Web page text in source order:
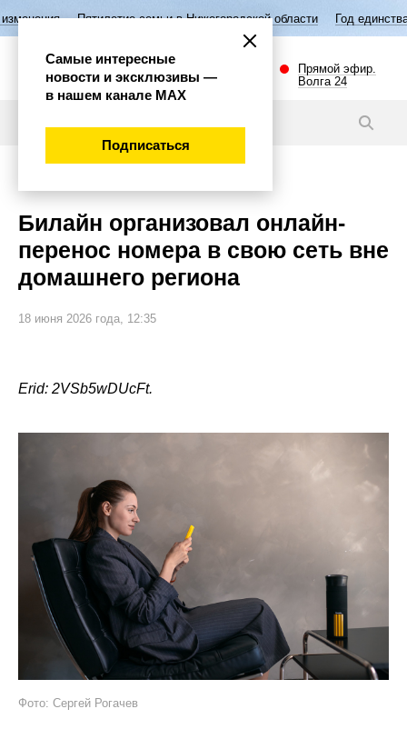
семьи в Нижегородской области Год единства народов
Прямой эфир.
Волга 24
Билайн организовал онлайн-
перенос номера в свою сеть вне
домашнего региона
18 июня 2026 года, 12:35
Erid: 2VSb5wDUcFt.
Фото: Сергей Рогачев
Самые интересные
новости и эксклюзивы —
в нашем канале МАХ
Подписаться